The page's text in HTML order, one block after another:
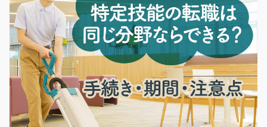
リフト作業半分、軽作業半分！ フィルム巻きなど出荷準
備とリフトを使った…
長期（3ヶ月以上）
時給1300円
三重県鈴鹿市
気になる